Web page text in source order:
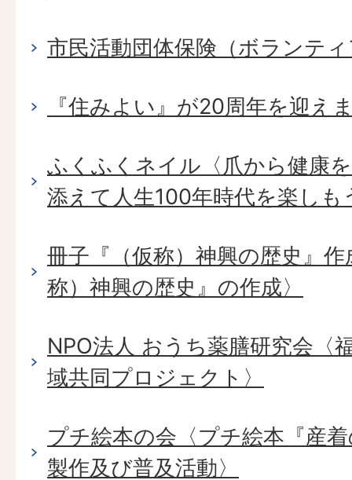
市民活動団体保険（ボランテ
『住みよい』が20周年を迎え
ふくふくネイル〈爪から健康
添えて人生100年時代を楽しも
冊子『（仮称）神興の歴史』
称）神興の歴史』の作成〉
NPO法人 おうち薬膳研究会〈
域共同プロジェクト〉
プチ絵本の会〈プチ絵本『産
製作及び普及活動〉